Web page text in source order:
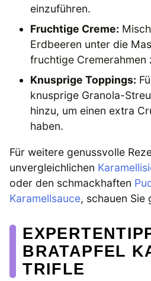
einzuführen.
Fruchtige Creme:
Erdbeeren unter die
fruchtige Cremerahmen
Knusprige Toppings:
knusprige Granola-
hinzu, um einen extra
haben.
Für weitere genussvolle
unvergleichlichen
oder den schmackhaften
Karamellsauce, schauen Sie
BRATAPFEL
TRIFLE